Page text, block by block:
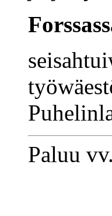
Paluu vv.